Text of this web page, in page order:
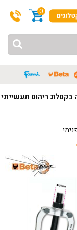
0
בקטלוג ריהוט תעשייתי